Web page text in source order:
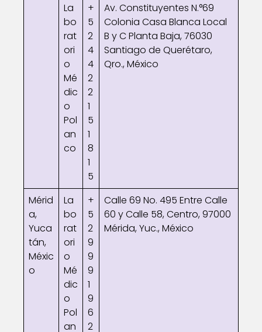
La
bo
rat
ori
o
Mé
dic
o
Pol
an
co
+
5
2
4
4
2
2
1
5
1
8
1
5
Av. Constituyentes N.°69
Colonia Casa Blanca Local
B y C Planta Baja, 76030
Santiago de Querétaro,
Qro., México
Mérid
a,
Yuca
tán,
Méxic
o
La
bo
rat
ori
o
Mé
dic
o
Pol
an
+
5
2
9
9
9
1
9
6
2
Calle 69 No. 495 Entre Calle
60 y Calle 58, Centro, 97000
Mérida, Yuc., México